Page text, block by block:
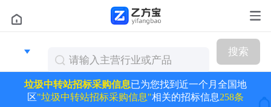
搜索
垃圾中转站招标采购信息已为您找到近一个月全国地
区"垃圾中转站招标采购信息"相关的招标信息258条